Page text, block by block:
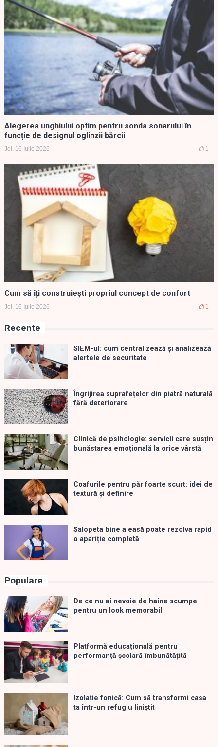
Alegerea unghiului optim pentru sonda sonarului în
funcție de designul oglinzii bărcii
Joi, 16 Iulie 2026 1
Cum să îți construiești propriul concept de confort
Joi, 16 Iulie 2026 1
Recente
SIEM-ul: cum centralizează și analizează
alertele de securitate
Îngrijirea suprafețelor din piatră naturală
fără deteriorare
Clinică de psihologie: servicii care susțin
bunăstarea emoțională la orice vârstă
Coafurile pentru păr foarte scurt: idei de
textură și definire
Salopeta bine aleasă poate rezolva rapid
o apariție completă
Populare
De ce nu ai nevoie de haine scumpe
pentru un look memorabil
Platformă educațională pentru
performanță școlară îmbunătățită
Izolație fonică: Cum să transformi casa
ta într-un refugiu liniștit